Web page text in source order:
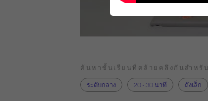
ค้นหาชั้นเรียนที่คล้ายคลึงกันสำหรับ
ระดับกลาง
20 - 30 นาที ถังเล็ก